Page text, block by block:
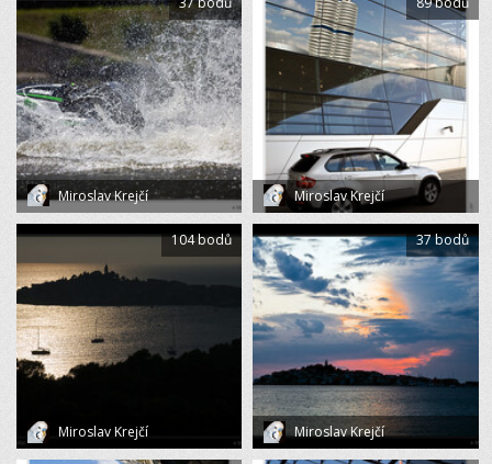
Miroslav Krejčí Miroslav Krejčí
Miroslav Krejčí
104 bodů
Miroslav Krejčí
37 bodů